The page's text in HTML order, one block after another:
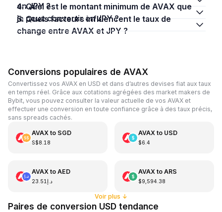
en JPY ?
4. Quel est le montant minimum de AVAX que
je peux convertir en JPY ?
5. Quels facteurs influencent le taux de
change entre AVAX et JPY ?
Conversions populaires de AVAX
Convertissez vos AVAX en USD et dans d’autres devises fiat aux taux
en temps réel. Grâce aux cotations agrégées des market makers de
Bybit, vous pouvez consulter la valeur actuelle de vos AVAX et
effectuer une conversion en toute confiance grâce à des taux précis,
sans spreads cachés.
AVAXto SGD
S$8.18
AVAXto USD
$6.4
AVAXto AED
د.إ23.51
AVAXto ARS
$9,594.38
Voir plus ↓
Paires de conversion USD tendance